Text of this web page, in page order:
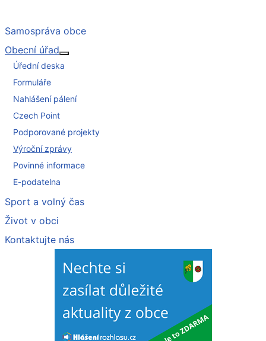
Samospráva obce
Obecní úřad
Úřední deska
Formuláře
Nahlášení pálení
Czech Point
Podporované projekty
Výroční zprávy
Povinné informace
E-podatelna
Sport a volný čas
Život v obci
Kontaktujte nás